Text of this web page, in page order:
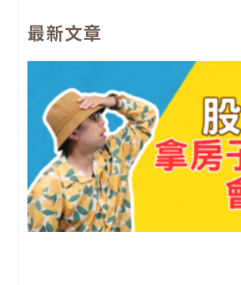
o e r
m
最新文章